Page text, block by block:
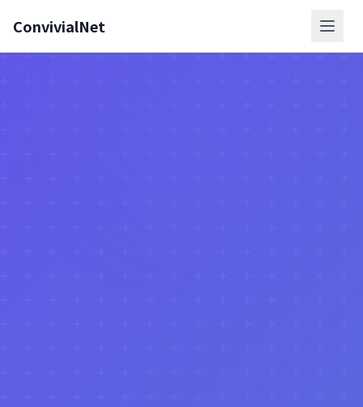
ConvivialNet